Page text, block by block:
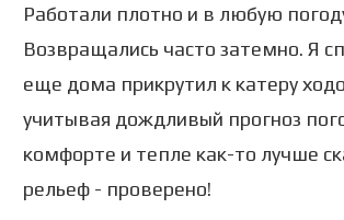
Работали плотно и в любую
Возвращались часто затемно. Я
еще дома прикрутил к катеру
учитывая дождливый прогноз
комфорте и тепле как-то лучше
рельеф - проверено!